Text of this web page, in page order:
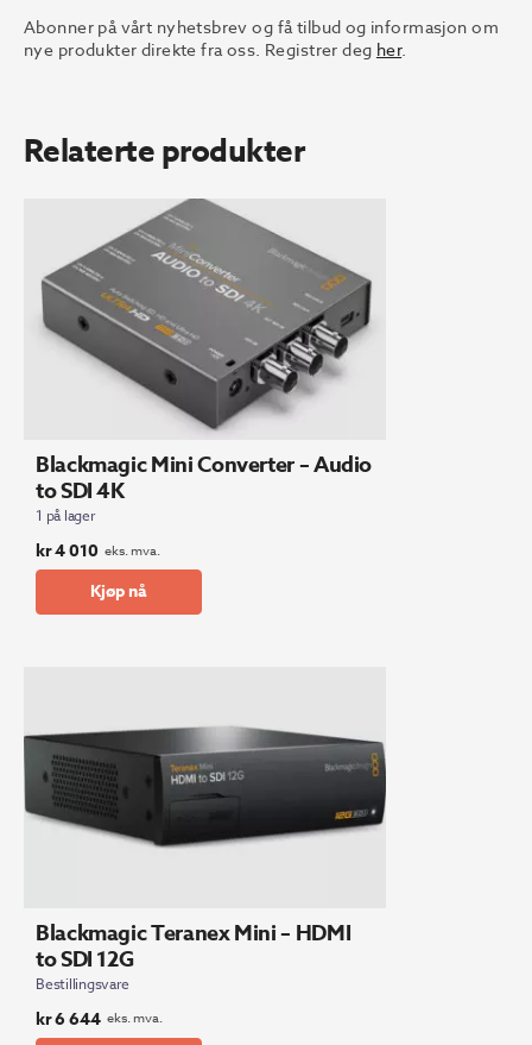
Abonner på vårt nyhetsbrev og få tilbud og informasjon om
nye produkter direkte fra oss. Registrer deg her.
Relaterte produkter
Blackmagic Mini Converter – Audio
to SDI 4K
1 på lager
kr4 010 eks. mva.
Kjøp nå
Blackmagic Teranex Mini – HDMI
to SDI 12G
Bestillingsvare
kr6 644 eks. mva.